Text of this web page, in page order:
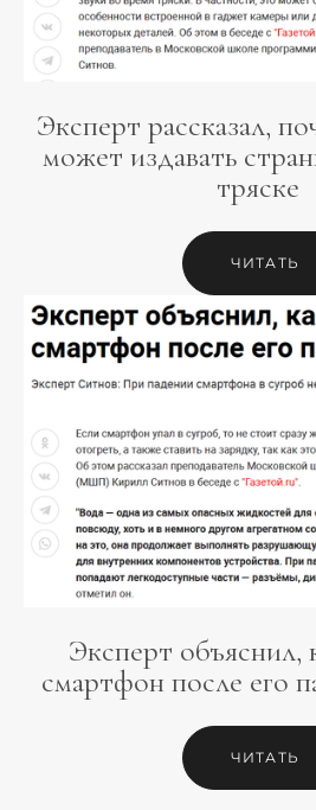
Эксперт рассказал,
может издавать
тряске
ЧИТАТЬ
Эксперт объяснил,
смартфон после его
ЧИТАТЬ